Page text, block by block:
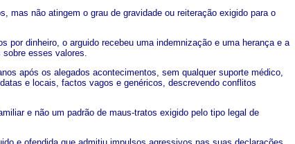
mas não atingem o grau de gravidade ou reiteração exigido para o
dinheiro, o arguido recebeu uma indemnização e uma herança e a
esses valores.
após os alegados acontecimentos, sem qualquer suporte médico,
e locais, factos vagos e genéricos, descrevendo conflitos
e não um padrão de maus-tratos exigido pelo tipo legal de